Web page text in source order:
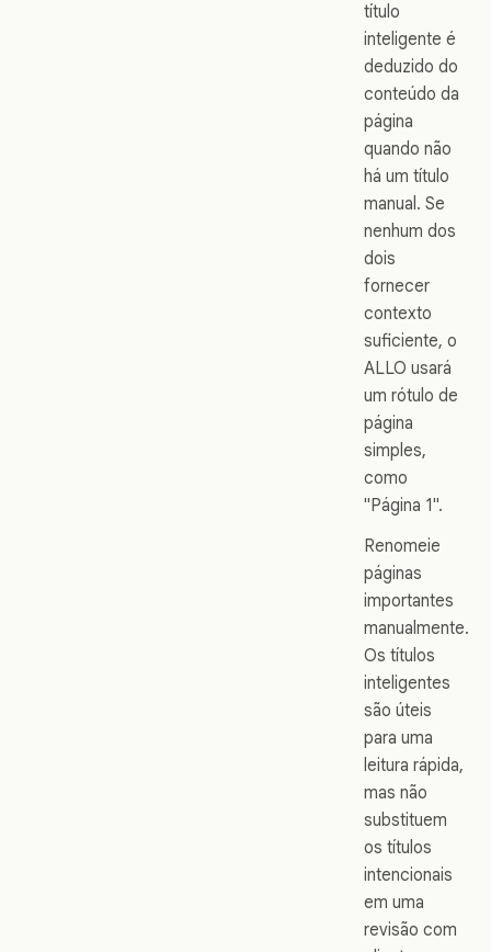
título
inteligente é
deduzido do
conteúdo da
página
quando não
há um título
manual. Se
nenhum dos
dois
fornecer
contexto
suficiente, o
ALLO usará
um rótulo de
página
simples,
como
"Página 1".
Renomeie
páginas
importantes
manualmente.
Os títulos
inteligentes
são úteis
para uma
leitura rápida,
mas não
substituem
os títulos
intencionais
em uma
revisão com